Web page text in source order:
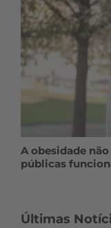
A obesidade
públicas
Últimas